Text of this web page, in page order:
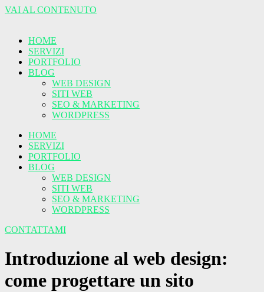
VAI AL CONTENUTO
HOME
SERVIZI
PORTFOLIO
BLOG
WEB DESIGN
SITI WEB
SEO & MARKETING
WORDPRESS
HOME
SERVIZI
PORTFOLIO
BLOG
WEB DESIGN
SITI WEB
SEO & MARKETING
WORDPRESS
CONTATTAMI
Introduzione al web design:
come progettare un sito